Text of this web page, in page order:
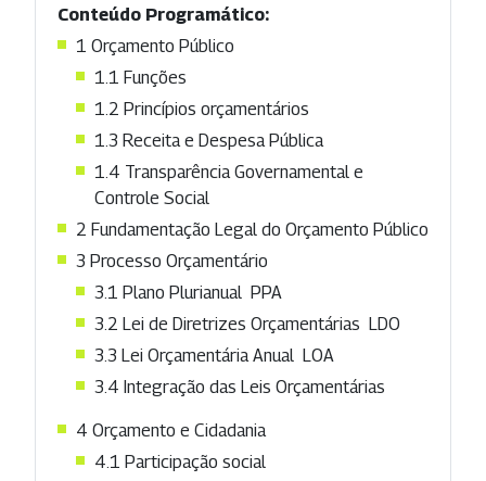
Conteúdo Programático:
1 Orçamento Público
1.1 Funções
1.2 Princípios orçamentários
1.3 Receita e Despesa Pública
1.4 Transparência Governamental e
Controle Social
2 Fundamentação Legal do Orçamento Público
3 Processo Orçamentário
3.1 Plano Plurianual  PPA
3.2 Lei de Diretrizes Orçamentárias  LDO
3.3 Lei Orçamentária Anual  LOA
3.4 Integração das Leis Orçamentárias
4 Orçamento e Cidadania
4.1 Participação social